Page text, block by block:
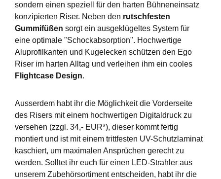
sondern einen speziell für den harten Bühneneinsatz
konzipierten Riser. Neben den rutschfesten
Gummifüßen sorgt ein ausgeklügeltes System für
eine optimale "Schockabsorption". Hochwertige
Aluprofilkanten und Kugelecken schützen den Ego
Riser im harten Alltag und verleihen ihm ein cooles
Flightcase Design.
Ausserdem habt ihr die Möglichkeit die Vorderseite
des Risers mit einem hochwertigen Digitaldruck zu
versehen (zzgl. 34,- EUR*), dieser kommt fertig
montiert und ist mit einem trittfesten UV-Schutzlaminat
kaschiert, um maximalen Ansprüchen gerecht zu
werden. Solltet ihr euch für einen LED-Strahler aus
unserem Zubehörsortiment entscheiden, habt ihr die